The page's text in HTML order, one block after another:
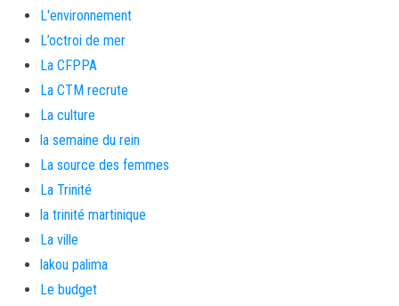
L'environnement
L’octroi de mer
La CFPPA
La CTM recrute
La culture
la semaine du rein
La source des femmes
La Trinité
la trinité martinique
La ville
lakou palima
Le budget